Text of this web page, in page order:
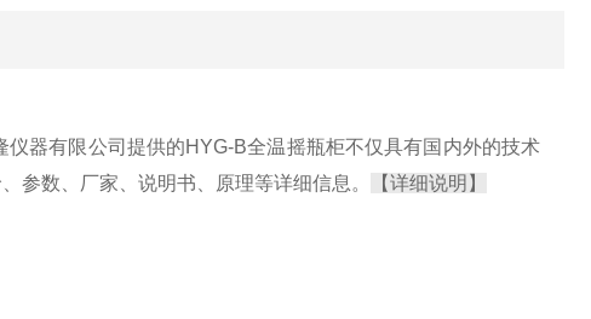
器有限公司提供的HYG-B全温摇瓶柜不仅具有国内外的技术
参数、厂家、说明书、原理等详细信息。
【详细说明】